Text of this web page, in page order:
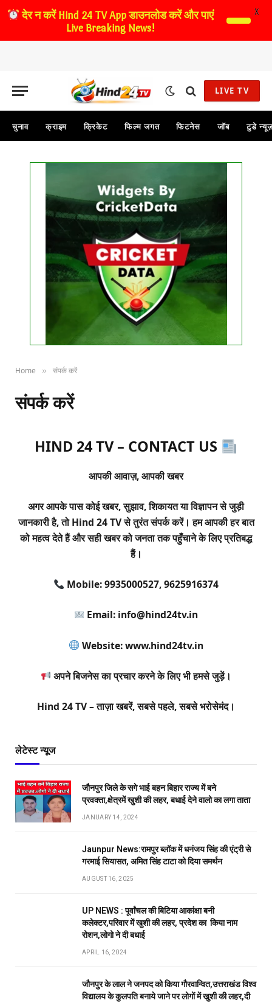
LIVE TV
चुनाव क्राइम क्रिकेट फिल्म जगत फिटनेस जॉब टुडे
FIXTURE
No live matches found.
See recent results
See fixtures
Home » संपर्क करें
संपर्क करें
HIND 24 TV – CONTACT US
आपकी आवाज़, आपकी खबर
अगर आपके पास कोई खबर, सुझाव, शिकायत या विज्ञापन से जुड़ी
जानकारी है, तो Hind 24 TV से तुरंत संपर्क करें। हम आपकी हर बात
को महत्व देते हैं और सही खबर को जनता तक पहुँचाने के लिए प्रतिबद्ध
हैं।
Mobile: 9935000527, 9625916374
Email: info@hind24tv.in
Website: www.hind24tv.in
अपने बिजनेस का प्रचार करने के लिए भी हमसे जुड़ें।
Hind 24 TV – ताज़ा खबरें, सबसे पहले, सबसे भरोसेमंद।
लेटेस्ट न्यूज
जौनपुर जिले के सगे भाई बहन बिहार राज्य में बने
प्रवक्ता,क्षेत्रमें खुशी की लहर, बधाई देने वालो का लगा ताता
JANUARY 14, 2024
Jaunpur News:रामपुर ब्लॉक में धनंजय सिंह की एंट्री से
गरमाई सियासत, अमित सिंह टाटा को दिया समर्थन
AUGUST 16, 2025
UP NEWS : पूर्वांचल की बिटिया आकांक्षा बनी
कलेक्टर,परिवार में खुशी की लहर, प्रदेश का किया नाम
रोशन,लोगो ने दी बधाई
APRIL 16, 2024
जौनपुर के लाल ने जनपद को किया गौरवान्वित,उत्तराखंड विश्व
विद्यालय के कुलपति बनाये जाने पर लोगों में खुशी की लहर,दी
देर न करेंHind 24 TV App डाउनलोड करें और पाएं
Live Breaking News!
X